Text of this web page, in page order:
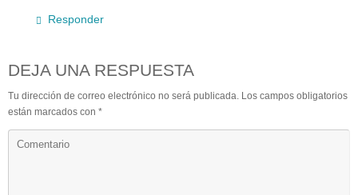
Responder
DEJA UNA RESPUESTA
Tu dirección de correo electrónico no será publicada. Los campos obligatorios
están marcados con *